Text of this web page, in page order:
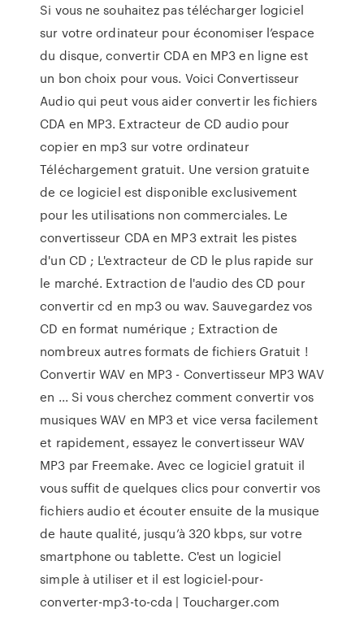
Si vous ne souhaitez pas télécharger logiciel
sur votre ordinateur pour économiser l’espace
du disque, convertir CDA en MP3 en ligne est
un bon choix pour vous. Voici Convertisseur
Audio qui peut vous aider convertir les fichiers
CDA en MP3. Extracteur de CD audio pour
copier en mp3 sur votre ordinateur
Téléchargement gratuit. Une version gratuite
de ce logiciel est disponible exclusivement
pour les utilisations non commerciales. Le
convertisseur CDA en MP3 extrait les pistes
d'un CD ; L'extracteur de CD le plus rapide sur
le marché. Extraction de l'audio des CD pour
convertir cd en mp3 ou wav. Sauvegardez vos
CD en format numérique ; Extraction de
nombreux autres formats de fichiers Gratuit !
Convertir WAV en MP3 - Convertisseur MP3 WAV
en ... Si vous cherchez comment convertir vos
musiques WAV en MP3 et vice versa facilement
et rapidement, essayez le convertisseur WAV
MP3 par Freemake. Avec ce logiciel gratuit il
vous suffit de quelques clics pour convertir vos
fichiers audio et écouter ensuite de la musique
de haute qualité, jusqu’à 320 kbps, sur votre
smartphone ou tablette. C'est un logiciel
simple à utiliser et il est logiciel-pour-
converter-mp3-to-cda | Toucharger.com